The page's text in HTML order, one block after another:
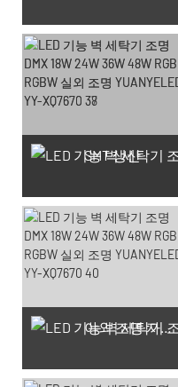
SMT 생산
야외 조명 자랑스러운 작업장